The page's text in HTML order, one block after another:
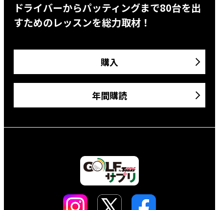
ドライバーからパッティングまで80台を出
すためのレッスンを総力取材！
購入
年間購読